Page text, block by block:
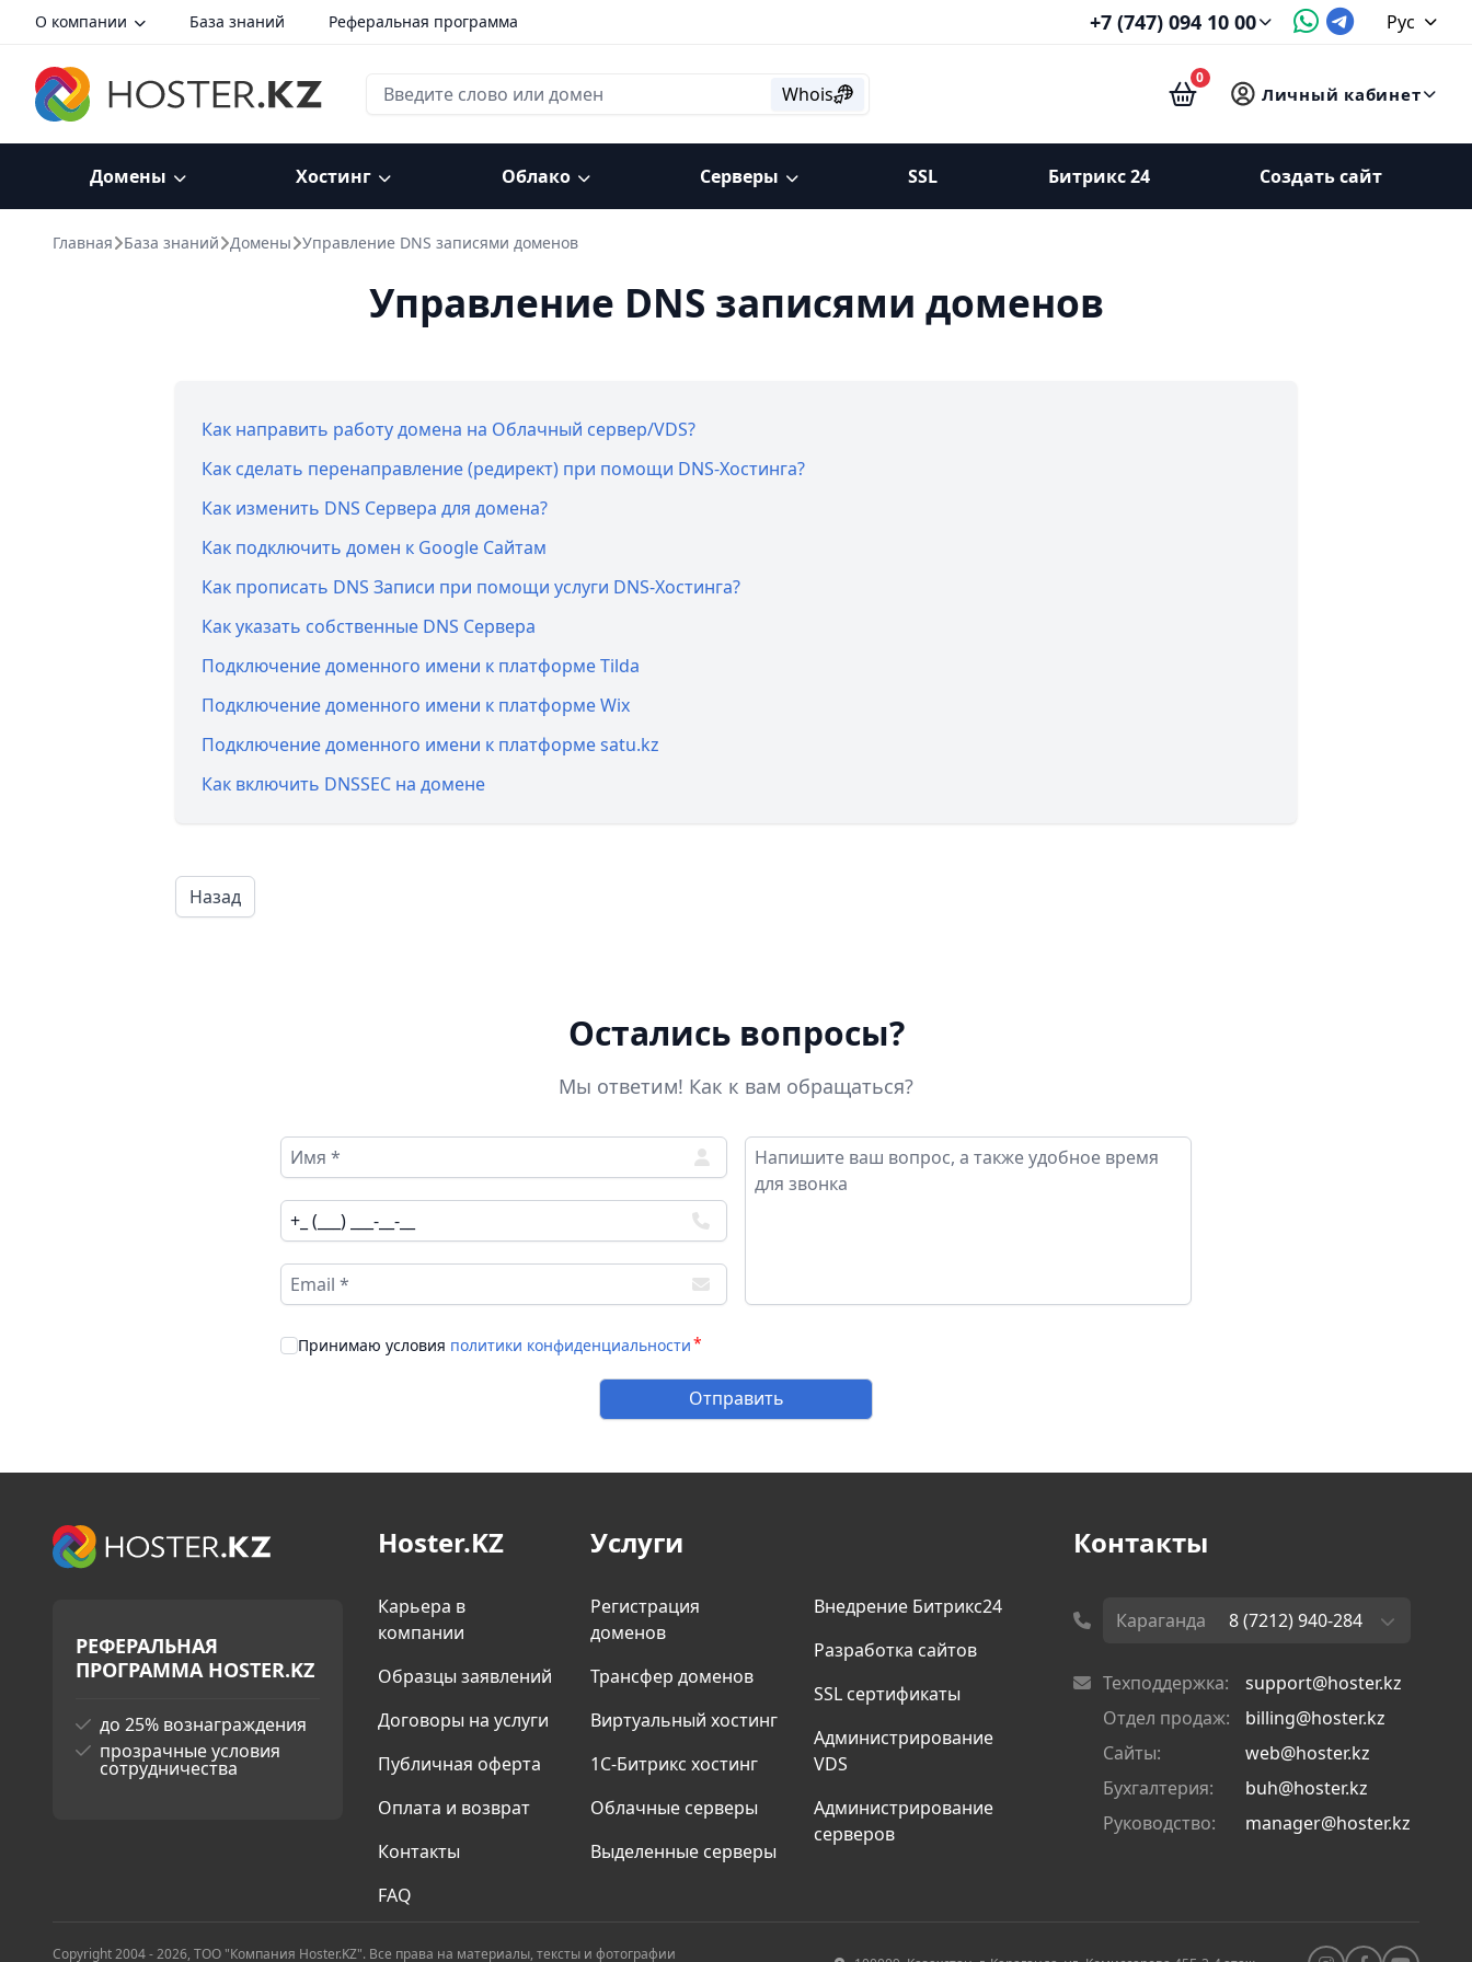
О компании База знаний Реферальная программа +7 (747) 094 10 00 Рус
Whois
0
Личный кабинет
Домены Хостинг Облако Серверы SSL Битрикс 24 Создать сайт
Главная База знаний Домены Управление DNS записями доменов
Управление DNS записями доменов
Как направить работу домена на Облачный сервер/VDS?
Как сделать перенаправление (редирект) при помощи DNS-Хостинга?
Как изменить DNS Сервера для домена?
Как подключить домен к Google Сайтам
Как прописать DNS Записи при помощи услуги DNS-Хостинга?
Как указать cобственные DNS Сервера
Подключение доменного имени к платформе Tilda
Подключение доменного имени к платформе Wix
Подключение доменного имени к платформе satu.kz
Как включить DNSSEC на домене
Назад
Остались вопросы?
Мы ответим! Как к вам обращаться?
Принимаю условия политики конфиденциальности
Отправить
РЕФЕРАЛЬНАЯ
ПРОГРАММА HOSTER.KZ
до 25% вознаграждения
прозрачные условия
сотрудничества
Hoster.KZ
Карьера в
компании
Образцы заявлений
Договоры на услуги
Публичная оферта
Оплата и возврат
Контакты
FAQ
Услуги
Регистрация
доменов
Трансфер доменов
Виртуальный хостинг
1С-Битрикс хостинг
Облачные серверы
Выделенные серверы
Внедрение Битрикс24
Разработка сайтов
SSL сертификаты
Админиcтрирование
VDS
Администрирование
серверов
Контакты
Караганда 8 (7212) 940-284
Техподдержка:
support@hoster.kz
Отдел продаж:
billing@hoster.kz
Сайты:
web@hoster.kz
Бухгалтерия:
buh@hoster.kz
Руководство:
manager@hoster.kz
Copyright 2004 - 2026, ТОО "Компания Hoster.KZ". Все права на материалы, тексты и фотографии